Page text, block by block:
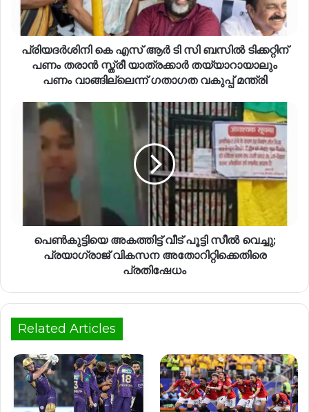
പ്രിയദർശിനി കെ എസ് ആർ ടി സി ബസിൽ ടിക്കറ്റിന്
പണം തരാൻ സ്ത്രീ യാത്രക്കാർ തയ്യാറായാലും
പണം വാങ്ങില്ലെന്ന് ഗതാഗത വകുപ്പ് മന്ത്രി
പെൺകുട്ടിയെ അകത്തിട്ട് വീട് പൂട്ടി സീൽ വെച്ചു;
പ്രയാഗ്‌രാജ് വികസന അതോറിറ്റിക്കെതിരെ
പ്രതിഷേധം
Related Articles